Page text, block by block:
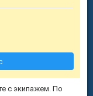
с экипажем. По